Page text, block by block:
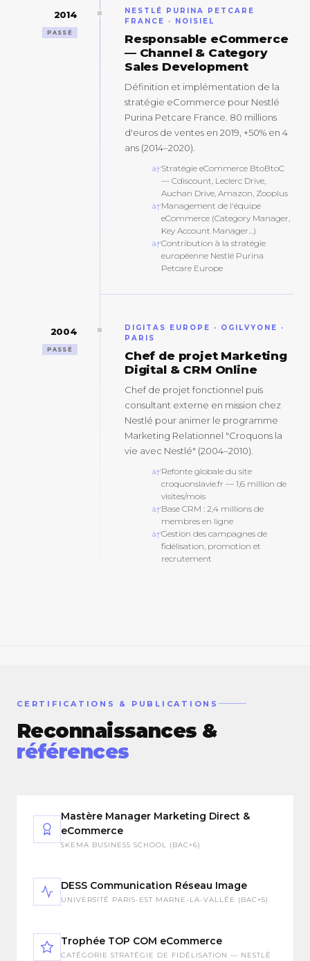
2014
PASSÉ
NESTLÉ PURINA PETCARE
FRANCE · NOISIEL
Responsable eCommerce
— Channel & Category
Sales Development
Définition et implémentation de la
stratégie eCommerce pour Nestlé
Purina Petcare France. 80 millions
d'euros de ventes en 2019, +50% en 4
ans (2014–2020).
Stratégie eCommerce BtoBtoC
— Cdiscount, Leclerc Drive,
Auchan Drive, Amazon, Zooplus
Management de l'équipe
eCommerce (Category Manager,
Key Account Manager…)
Contribution à la stratégie
européenne Nestlé Purina
Petcare Europe
2004
PASSÉ
DIGITAS EUROPE · OGILVYONE ·
PARIS
Chef de projet Marketing
Digital & CRM Online
Chef de projet fonctionnel puis
consultant externe en mission chez
Nestlé pour animer le programme
Marketing Relationnel "Croquons la
vie avec Nestlé" (2004–2010).
Refonte globale du site
croquonslavie.fr — 1,6 million de
visites/mois
Base CRM : 2,4 millions de
membres en ligne
Gestion des campagnes de
fidélisation, promotion et
recrutement
CERTIFICATIONS & PUBLICATIONS
Reconnaissances &
références
Mastère Manager Marketing Direct &
eCommerce
SKEMA BUSINESS SCHOOL (BAC+6)
DESS Communication Réseau Image
UNIVERSITÉ PARIS-EST MARNE-LA-VALLÉE (BAC+5)
Trophée TOP COM eCommerce
CATÉGORIE STRATÉGIE DE FIDÉLISATION — NESTLÉ